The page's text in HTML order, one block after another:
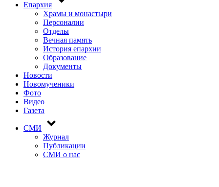
Епархия
Храмы и монастыри
Персоналии
Отделы
Вечная память
История епархии
Образование
Документы
Новости
Новомученики
Фото
Видео
Газета
СМИ
Журнал
Публикации
СМИ о нас